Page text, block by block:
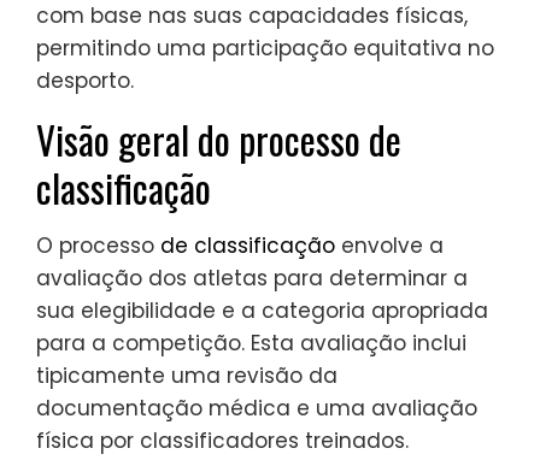
com base nas suas capacidades físicas,
permitindo uma participação equitativa no
desporto.
Visão geral do processo de
classificação
O processo de classificação envolve a
avaliação dos atletas para determinar a
sua elegibilidade e a categoria apropriada
para a competição. Esta avaliação inclui
tipicamente uma revisão da
documentação médica e uma avaliação
física por classificadores treinados.